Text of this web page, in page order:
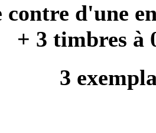
d'une
+ 3 timbres à
3